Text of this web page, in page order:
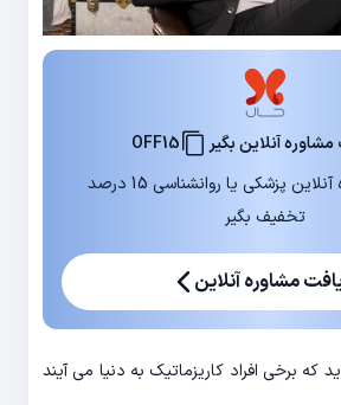
آنلاین بگیر
OFF15
در اولین مشاوره آنلاین پزشکی یا روانشناسی 15 درصد
تخفیف بگیر
مشاوره آنلاین
که برخی افراد کاریزماتیک به دنیا می آیند